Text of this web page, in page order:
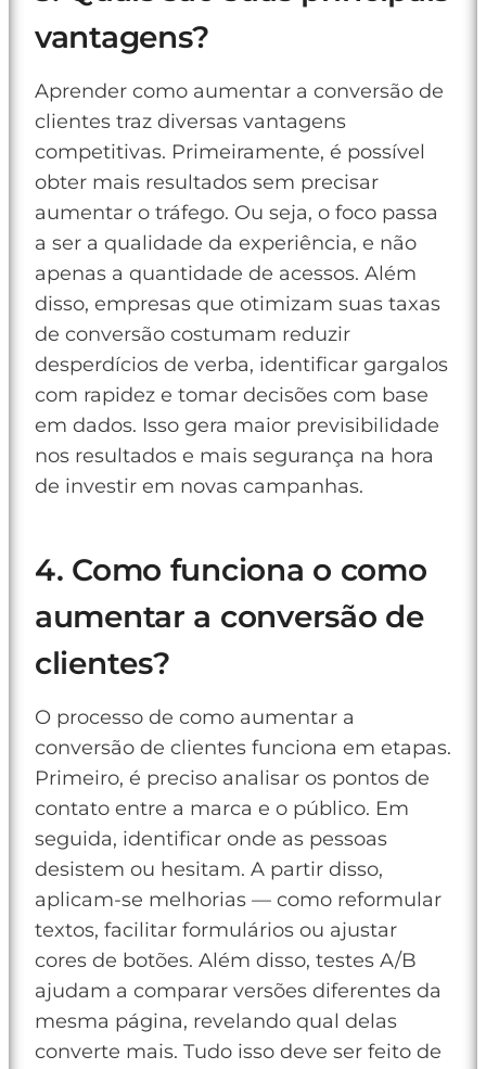
vantagens?
Aprender como aumentar a conversão de
clientes traz diversas vantagens
competitivas. Primeiramente, é possível
obter mais resultados sem precisar
aumentar o tráfego. Ou seja, o foco passa
a ser a qualidade da experiência, e não
apenas a quantidade de acessos. Além
disso, empresas que otimizam suas taxas
de conversão costumam reduzir
desperdícios de verba, identificar gargalos
com rapidez e tomar decisões com base
em dados. Isso gera maior previsibilidade
nos resultados e mais segurança na hora
de investir em novas campanhas.
4. Como funciona o como
aumentar a conversão de
clientes?
O processo de como aumentar a
conversão de clientes funciona em etapas.
Primeiro, é preciso analisar os pontos de
contato entre a marca e o público. Em
seguida, identificar onde as pessoas
desistem ou hesitam. A partir disso,
aplicam-se melhorias — como reformular
textos, facilitar formulários ou ajustar
cores de botões. Além disso, testes A/B
ajudam a comparar versões diferentes da
mesma página, revelando qual delas
converte mais. Tudo isso deve ser feito de